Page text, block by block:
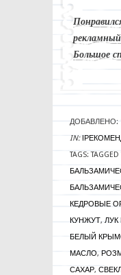
Большое
ДОБАВЛЕНО:
IN:
TAGS: TAGGED
КЕДРОВЫЕ
КУНЖУТ,
БЕЛЫЙ
МАСЛО,
САХАР,